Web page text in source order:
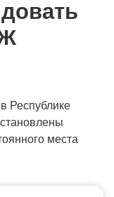
Республике
места